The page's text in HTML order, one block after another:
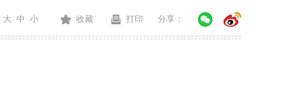
大 中 小 收藏 打印 分享：